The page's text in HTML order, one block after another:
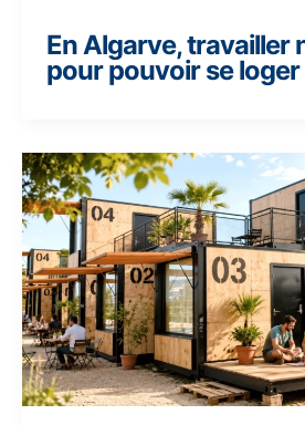
En Algarve, travailler
pour pouvoir se loger